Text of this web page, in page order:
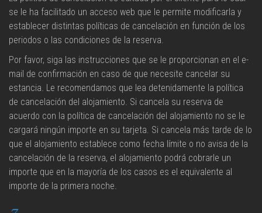
se le ha facilitado un acceso web que le permite modificarla y
establecer distintas políticas de cancelación en función de los
periodos o las condiciones de la reserva.
Por favor, siga las instrucciones que se le proporcionan en el e-
mail de confirmación en caso de que necesite cancelar su
estancia. Le recomendamos que lea detenidamente la política
de cancelación del alojamiento. Si cancela su reserva de
acuerdo con la política de cancelación del alojamiento no se le
cargará ningún importe en su tarjeta. Si cancela más tarde de lo
que el alojamiento establece como fecha límite o no avisa de la
cancelación de la reserva, el alojamiento podrá cobrarle un
importe que en la mayoría de los casos es el equivalente al
importe de la primera noche.